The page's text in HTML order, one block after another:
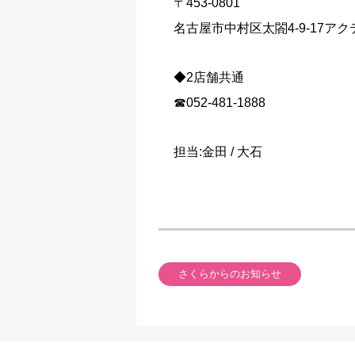
〒453-0801
名古屋市中村区太閤4-9-17アク
◆2店舗共通
☎052-481-1888
担当:金田 / 大石
さくらからのお知らせ